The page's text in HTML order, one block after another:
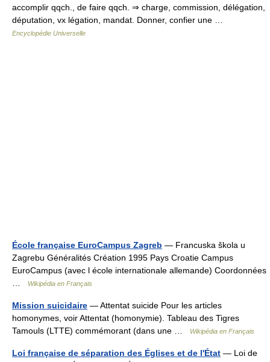
accomplir qqch., de faire qqch. ⇒ charge, commission, délégation,
députation, vx légation, mandat. Donner, confier une …
Encyclopédie Universelle
École française EuroCampus Zagreb — Francuska škola u
Zagrebu Généralités Création 1995 Pays Croatie Campus
EuroCampus (avec l école internationale allemande) Coordonnées
Wikipédia en Français
Mission suicidaire — Attentat suicide Pour les articles
homonymes, voir Attentat (homonymie). Tableau des Tigres
Tamouls (LTTE) commémorant (dans une …
Wikipédia en Français
Loi française de séparation des Églises et de l'État — Loi de